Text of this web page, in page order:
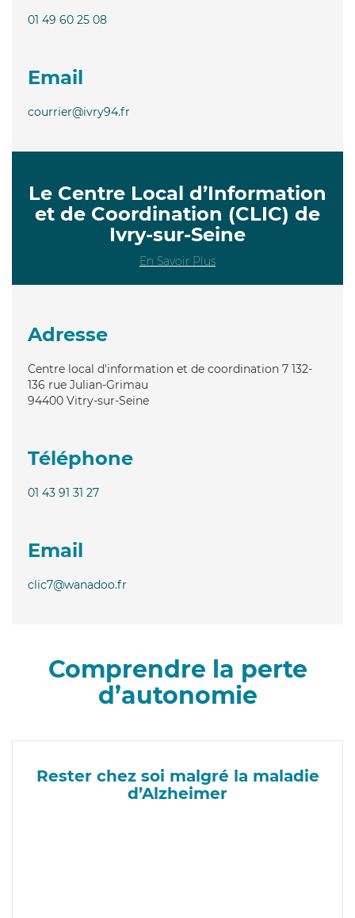
01 49 60 25 08
Email
courrier@ivry94.fr
Le Centre Local d’Information
et de Coordination (CLIC) de
Ivry-sur-Seine
En Savoir Plus
Adresse
Centre local d'information et de coordination 7 132-
136 rue Julian-Grimau
94400 Vitry-sur-Seine
Téléphone
01 43 91 31 27
Email
clic7@wanadoo.fr
Comprendre la perte
d’autonomie
Rester chez soi malgré la maladie
d’Alzheimer